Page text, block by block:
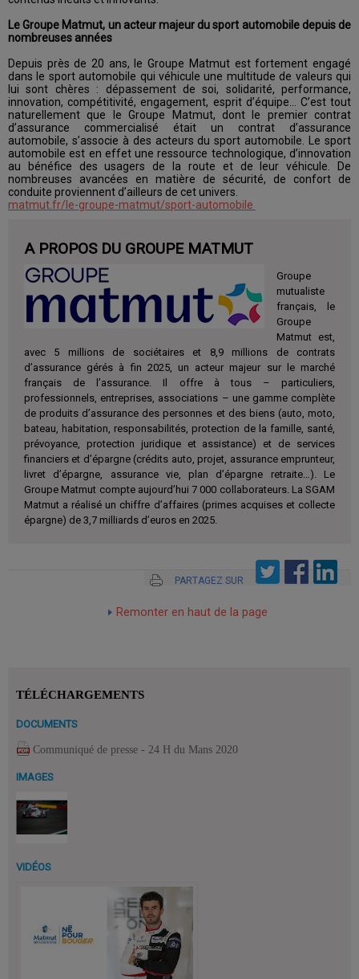
Le Groupe Matmut, un acteur majeur du sport automobile depuis de
nombreuses années
Depuis près de 20 ans, le Groupe Matmut est fortement engagé
dans le sport automobile qui véhicule une multitude de valeurs qui
lui sont chères : dépassement de soi, solidarité, performance,
innovation, compétitivité, engagement, esprit d’équipe… C’est tout
naturellement que le Groupe Matmut, dont le premier contrat
d’assurance commercialisé était un contrat d’assurance
automobile, s’associe à des acteurs du sport automobile. Le sport
automobile est en effet une ressource technologique, d’innovation
au bénéfice des usagers de la route et de leur véhicule. De
nombreuses avancées en matière de sécurité, de confort de
conduite proviennent d’ailleurs de cet univers.
matmut.fr/le-groupe-matmut/sport-automobile
A PROPOS DU GROUPE MATMUT
Groupe
mutualiste
français, le
Groupe
Matmut est,
avec 5 millions de sociétaires et 8,9 millions de contrats
d’assurance gérés à fin 2025, un acteur majeur sur le marché
français de l’assurance. Il offre à tous – particuliers,
professionnels, entreprises, associations – une gamme complète
de produits d’assurance des personnes et des biens (auto, moto,
bateau, habitation, responsabilités, protection de la famille, santé,
prévoyance, protection juridique et assistance) et de services
financiers et d’épargne (crédits auto, projet, assurance emprunteur,
livret d’épargne, assurance vie, plan d’épargne retraite…). Le
Groupe Matmut compte aujourd’hui 7 000 collaborateurs. La SGAM
Matmut a réalisé un chiffre d’affaires (primes acquises et collecte
épargne) de 3,7 milliards d’euros en 2025.
PARTAGEZ SUR
Remonter en haut de la page
TÉLÉCHARGEMENTS
DOCUMENTS
Communiqué de presse - 24 H du Mans 2020
IMAGES
VIDÉOS